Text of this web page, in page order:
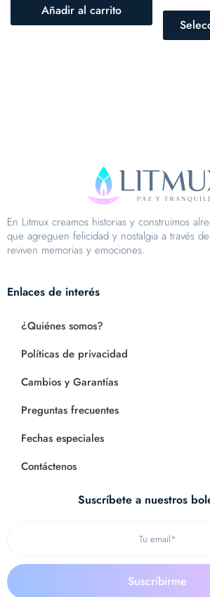
Añadir al carrito
En Litmux creamos historias y construimos
que agreguen felicidad y nostalgia a través
reviven memorias y emociones.
Enlaces de interés
¿Quiénes somos?
Políticas de privacidad
Cambios y Garantías
Preguntas frecuentes
Fechas especiales
Contáctenos
Suscríbete a nuestros